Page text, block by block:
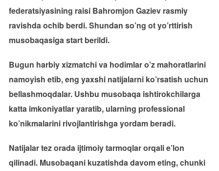
federatsiyasining raisi Bahromjon Gaziev rasmiy
ravishda ochib berdi. Shundan so’ng ot yo’rttirish
musobaqasiga start berildi.
Bugun harbiy xizmatchi va hodimlar o’z mahoratlarini
namoyish etib, eng yaxshi natijalarni ko’rsatish uchun
bellashmoqdalar. Ushbu musobaqa ishtirokchilarga
katta imkoniyatlar yaratib, ularning professional
ko’nikmalarini rivojlantirishga yordam beradi.
Natijalar tez orada ijtimoiy tarmoqlar orqali e’lon
qilinadi. Musobaqani kuzatishda davom eting, chunki